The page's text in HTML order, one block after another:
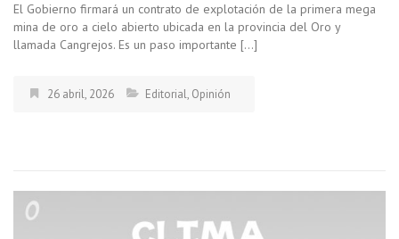
El Gobierno firmará un contrato de explotación de la primera mega
mina de oro a cielo abierto ubicada en la provincia del Oro y
llamada Cangrejos. Es un paso importante […]
26 abril, 2026 Editorial, Opinión